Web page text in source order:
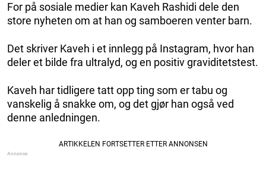
For på sosiale medier kan Kaveh Rashidi dele den
store nyheten om at han og samboeren venter barn.
Det skriver Kaveh i et innlegg på Instagram, hvor han
deler et bilde fra ultralyd, og en positiv graviditetstest.
Kaveh har tidligere tatt opp ting som er tabu og
vanskelig å snakke om, og det gjør han også ved
denne anledningen.